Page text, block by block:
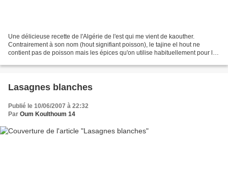
Une délicieuse recette de l'Algérie de l'est qui me vient de kaouther.
Contrairement à son nom (hout signifiant poisson), le tajine el hout ne
contient pas de poisson mais les épices qu'on utilise habituellement pour le
Lasagnes blanches
Publié le 10/06/2007 à 22:32
Par Oum Koulthoum 14